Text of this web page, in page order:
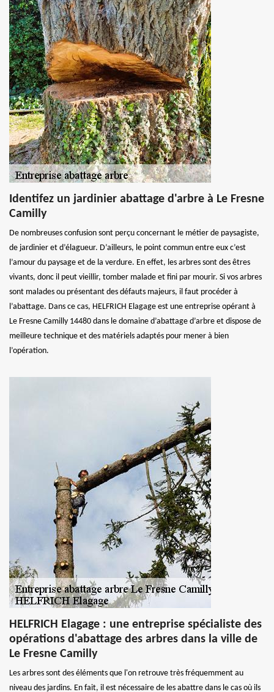
Identifez un jardinier abattage d'arbre à Le Fresne
Camilly
De nombreuses confusion sont perçu concernant le métier de paysagiste,
de jardinier et d’élagueur. D’ailleurs, le point commun entre eux c’est
l’amour du paysage et de la verdure. En effet, les arbres sont des êtres
vivants, donc il peut vieillir, tomber malade et fini par mourir. Si vos arbres
sont malades ou présentant des défauts majeurs, il faut procéder à
l’abattage. Dans ce cas, HELFRICH Elagage est une entreprise opérant à
Le Fresne Camilly 14480 dans le domaine d’abattage d’arbre et dispose de
meilleure technique et des matériels adaptés pour mener à bien
l’opération.
HELFRICH Elagage : une entreprise spécialiste des
opérations d'abattage des arbres dans la ville de
Le Fresne Camilly
Les arbres sont des éléments que l'on retrouve très fréquemment au
niveau des jardins. En fait, il est nécessaire de les abattre dans le cas où ils